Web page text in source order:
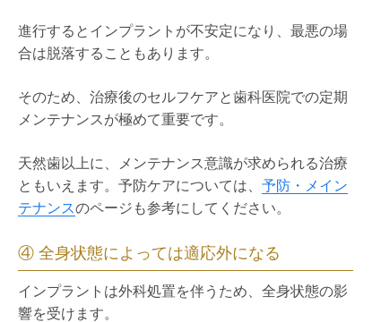
進行するとインプラントが不安定になり、最悪の場
合は脱落することもあります。
そのため、治療後のセルフケアと歯科医院での定期
メンテナンスが極めて重要です。
天然歯以上に、メンテナンス意識が求められる治療
ともいえます。予防ケアについては、 予防・メイン
テナンスのページも参考にしてください。
④ 全身状態によっては適応外になる
インプラントは外科処置を伴うため、全身状態の影
響を受けます。